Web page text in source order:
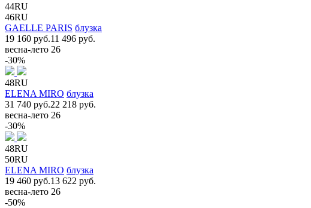
44RU
46RU
GAELLE PARIS блузка
19 160 руб.11 496 руб.
весна-лето 26
-30%
48RU
ELENA MIRO блузка
31 740 руб.22 218 руб.
весна-лето 26
-30%
48RU
50RU
ELENA MIRO блузка
19 460 руб.13 622 руб.
весна-лето 26
-50%